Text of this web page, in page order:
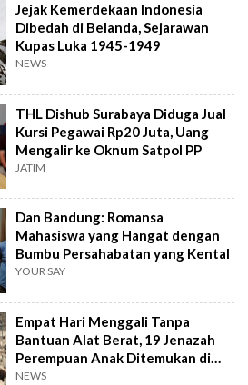
Jejak Kemerdekaan Indonesia
Dibedah di Belanda, Sejarawan
Kupas Luka 1945-1949
NEWS
THL Dishub Surabaya Diduga Jual
Kursi Pegawai Rp20 Juta, Uang
Mengalir ke Oknum Satpol PP
JATIM
Dan Bandung: Romansa
Mahasiswa yang Hangat dengan
Bumbu Persahabatan yang Kental
YOUR SAY
Empat Hari Menggali Tanpa
Bantuan Alat Berat, 19 Jenazah
Perempuan Anak Ditemukan di
Gaza
NEWS